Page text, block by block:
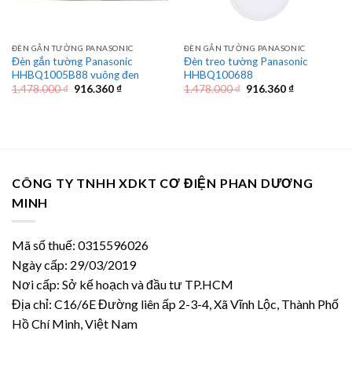
ĐÈN GẮN TƯỜNG PANASONIC
Đèn gắn tường Panasonic
HHBQ1005B88 vuông đen
1.478.000₫ Giá
916.360₫Giá
ĐÈN GẮN TƯỜNG PANASONIC
Đèn treo tường Panasonic
HHBQ100688
1.478.000₫ Giá
916.360₫Giá
CÔNG TY TNHH XDKT CƠ ĐIỆN PHAN DƯƠNG
MINH
Mã số thuế: 0315596026
Ngày cấp: 29/03/2019
Nơi cấp: Sở kế hoạch và đầu tư TP.HCM
Địa chỉ: C16/6E Đường liên ấp 2-3-4, Xã Vĩnh Lộc, Thành Phố
Hồ Chí Minh, Việt Nam